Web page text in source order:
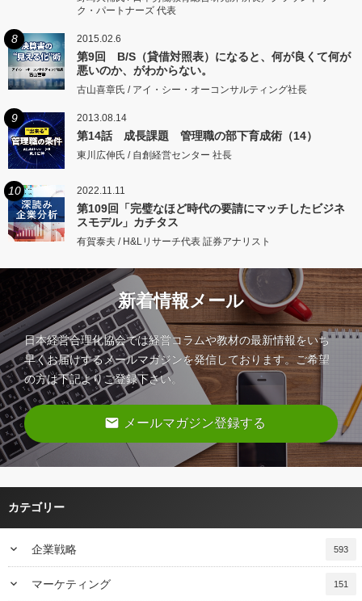
ク・パートナーズ 代表
8 2015.02.6
第9回 B/S（貸借対照表）になると、何が良くて何が
悪いのか、がわからない。
古山喜章氏 / アイ・シー・オーコンサルティング社長
9 2013.08.14
第14話 成長課題 管理職の部下育成術（14）
東川広伸氏 / 自創経営センター 社長
10 2022.11.11
第109回「完璧なほど時代の要請にマッチしたビジネ
スモデル」カチタス
有賀泰夫 / H&Lリサーチ代表 証券アナリスト
新着情報メール
日本経営合理化協会では経営コラムや教材の最新情報をいち
早くお届けするメールマガジンを発信しております。ご希望
の方は下記よりご登録下さい。
email メールマガジン登録する
カテゴリー
keyboard_arrow_down 企業戦略 593
keyboard_arrow_down マーケティング 151